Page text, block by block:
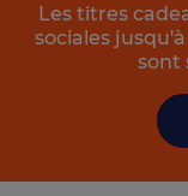
Les titres
sociales
sont